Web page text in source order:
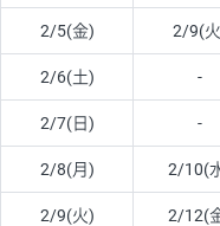
2/5(金) 2/9(
2/6(土) -
2/7(日) -
2/8(月) 2/10(
2/9(火) 2/12(